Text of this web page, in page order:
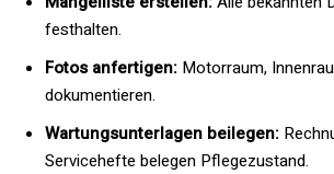
festhalten.
Fotos anfertigen: Motorraum,
dokumentieren.
Wartungsunterlagen beilegen:
Servicehefte belegen Pflegezustand.